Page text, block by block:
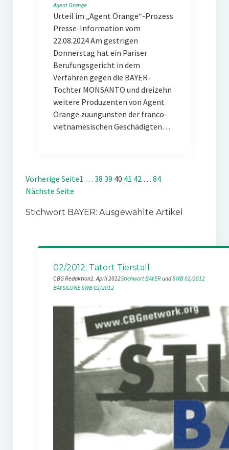
Agent Orange
Urteil im „Agent Orange“-Prozess
Presse-Information vom
22.08.2024 Am gestrigen
Donnerstag hat ein Pariser
Berufungsgericht in dem
Verfahren gegen die BAYER-
Tochter MONSANTO und dreizehn
weitere Produzenten von Agent
Orange zuungunsten der franco-
vietnamesischen Geschädigten…
Vorherige Seite1 … 38 39 40 41 42 … 84
Nächste Seite
Stichwort BAYER: Ausgewählte Artikel
02/2012: Tatort Tierstall
CBG Redaktion1. April 2012Stichwort BAYER und SWB 02/2012
BAYSILONESWB 02/2012